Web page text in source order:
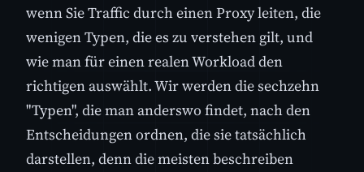
wenn Sie Traffic durch einen Proxy leiten, die
wenigen Typen, die es zu verstehen gilt, und
wie man für einen realen Workload den
richtigen auswählt. Wir werden die sechzehn
"Typen", die man anderswo findet, nach den
Entscheidungen ordnen, die sie tatsächlich
darstellen, denn die meisten beschreiben